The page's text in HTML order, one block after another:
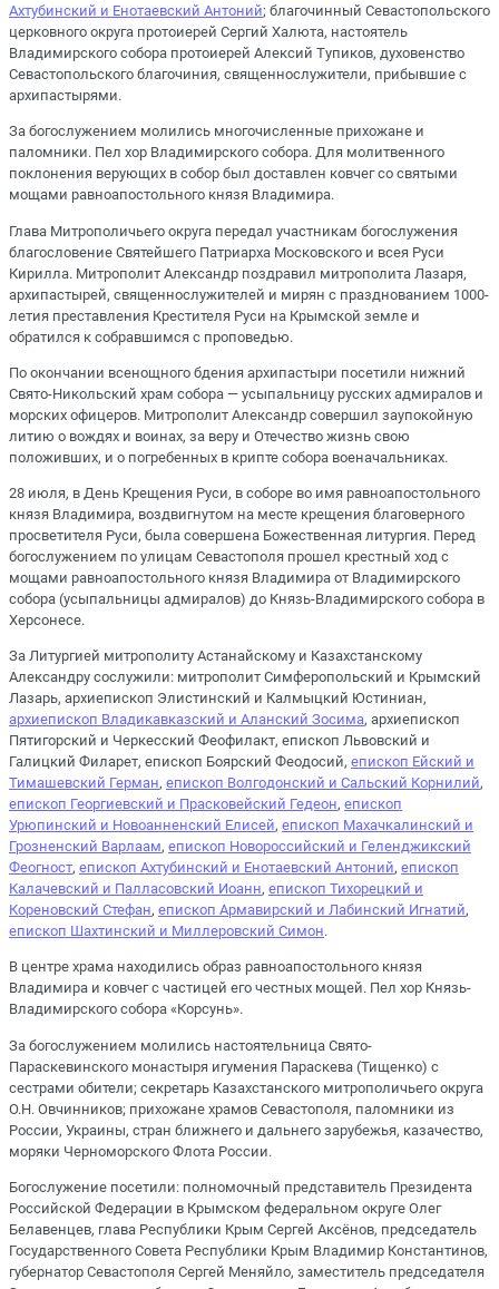
Ахтубинский и Енотаевский Антоний; благочинный Севастопольского
церковного округа протоиерей Сергий Халюта, настоятель
Владимирского собора протоиерей Алексий Тупиков, духовенство
Севастопольского благочиния, священнослужители, прибывшие с
архипастырями.
За богослужением молились многочисленные прихожане и
паломники. Пел хор Владимирского собора. Для молитвенного
поклонения верующих в собор был доставлен ковчег со святыми
мощами равноапостольного князя Владимира.
Глава Митрополичьего округа передал участникам богослужения
благословение Святейшего Патриарха Московского и всея Руси
Кирилла. Митрополит Александр поздравил митрополита Лазаря,
архипастырей, священнослужителей и мирян с празднованием 1000-
летия преставления Крестителя Руси на Крымской земле и
обратился к собравшимся с проповедью.
По окончании всенощного бдения архипастыри посетили нижний
Свято-Никольский храм собора — усыпальницу русских адмиралов и
морских офицеров. Митрополит Александр совершил заупокойную
литию о вождях и воинах, за веру и Отечество жизнь свою
положивших, и о погребенных в крипте собора военачальниках.
28 июля, в День Крещения Руси, в соборе во имя равноапостольного
князя Владимира, воздвигнутом на месте крещения благоверного
просветителя Руси, была совершена Божественная литургия. Перед
богослужением по улицам Севастополя прошел крестный ход с
мощами равноапостольного князя Владимира от Владимирского
собора (усыпальницы адмиралов) до Князь-Владимирского собора в
Херсонесе.
За Литургией митрополиту Астанайскому и Казахстанскому
Александру сослужили: митрополит Симферопольский и Крымский
Лазарь, архиепископ Элистинский и Калмыцкий Юстиниан,
архиепископ Владикавказский и Аланский Зосима, архиепископ
Пятигорский и Черкесский Феофилакт, епископ Львовский и
Галицкий Филарет, епископ Боярский Феодосий, епископ Ейский и
Тимашевский Герман, епископ Волгодонский и Сальский Корнилий,
епископ Георгиевский и Прасковейский Гедеон, епископ
Урюпинский и Новоанненский Елисей, епископ Махачкалинский и
Грозненский Варлаам, епископ Новороссийский и Геленджикский
Феогност, епископ Ахтубинский и Енотаевский Антоний, епископ
Калачевский и Палласовский Иоанн, епископ Тихорецкий и
Кореновский Стефан, епископ Армавирский и Лабинский Игнатий,
епископ Шахтинский и Миллеровский Симон.
В центре храма находились образ равноапостольного князя
Владимира и ковчег с частицей его честных мощей. Пел хор Князь-
Владимирского собора «Корсунь».
За богослужением молились настоятельница Свято-
Параскевинского монастыря игумения Параскева (Тищенко) с
сестрами обители; секретарь Казахстанского митрополичьего округа
О.Н. Овчинников; прихожане храмов Севастополя, паломники из
России, Украины, стран ближнего и дальнего зарубежья, казачество,
моряки Черноморского Флота России.
Богослужение посетили: полномочный представитель Президента
Российской Федерации в Крымском федеральном округе Олег
Белавенцев, глава Республики Крым Сергей Аксёнов, председатель
Государственного Совета Республики Крым Владимир Константинов,
губернатор Севастополя Сергей Меняйло, заместитель председателя